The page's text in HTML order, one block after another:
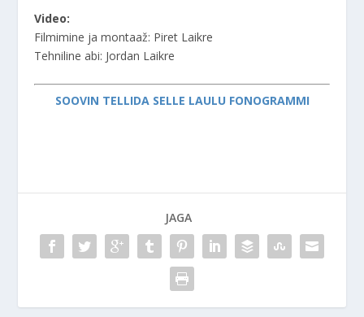
Video:
Filmimine ja montaaž: Piret Laikre
Tehniline abi: Jordan Laikre
SOOVIN TELLIDA SELLE LAULU FONOGRAMMI
JAGA